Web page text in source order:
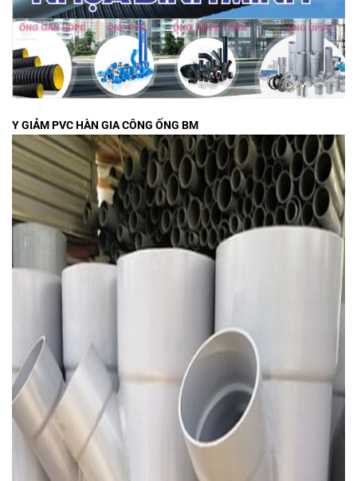
Y GIẢM PVC HÀN GIA CÔNG ỐNG BM